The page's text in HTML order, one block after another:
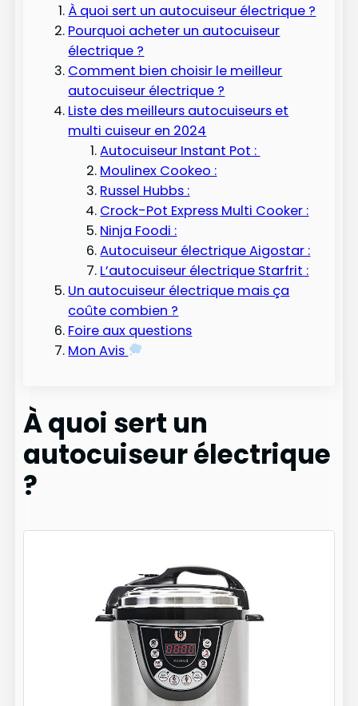
À quoi sert un autocuiseur électrique ?
Pourquoi acheter un autocuiseur
électrique ?
Comment bien choisir le meilleur
autocuiseur électrique ?
Liste des meilleurs autocuiseurs et
multi cuiseur en 2024
Autocuiseur Instant Pot :
Moulinex Cookeo :
Russel Hubbs :
Crock-Pot Express Multi Cooker :
Ninja Foodi :
Autocuiseur électrique Aigostar :
L’autocuiseur électrique Starfrit :
Un autocuiseur électrique mais ça
coûte combien ?
Foire aux questions
Mon Avis
À quoi sert un
autocuiseur électrique
?